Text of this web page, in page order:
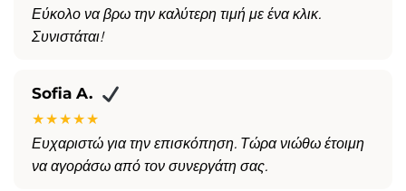
Εύκολο να βρω την καλύτερη τιμή με ένα κλικ.
Συνιστάται!
Sofia A.
★★★★★
Ευχαριστώ για την επισκόπηση. Τώρα νιώθω έτοιμη
να αγοράσω από τον συνεργάτη σας.